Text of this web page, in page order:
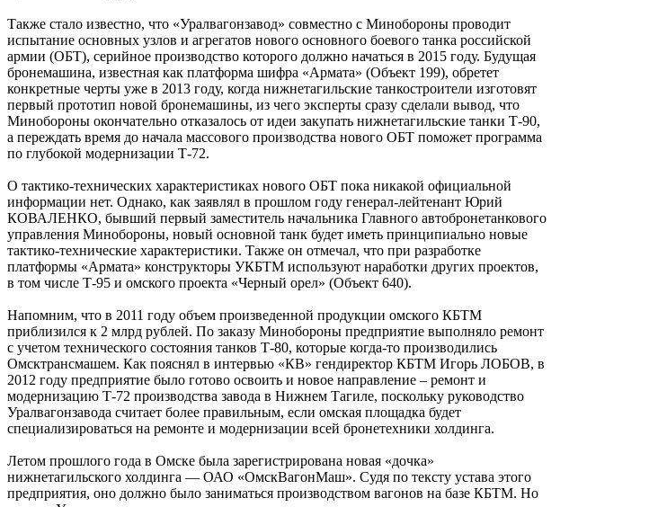
Также стало известно, что «Уралвагонзавод» совместно с Минобороны проводит
испытание основных узлов и агрегатов нового основного боевого танка российской
армии (ОБТ), серийное производство которого должно начаться в 2015 году. Будущая
бронемашина, известная как платформа шифра «Армата» (Объект 199), обретет
конкретные черты уже в 2013 году, когда нижнетагильские танкостроители изготовят
первый прототип новой бронемашины, из чего эксперты сразу сделали вывод, что
Минобороны окончательно отказалось от идеи закупать нижнетагильские танки Т-90,
а переждать время до начала массового производства нового ОБТ поможет программа
по глубокой модернизации Т-72.
О тактико-технических характеристиках нового ОБТ пока никакой официальной
информации нет. Однако, как заявлял в прошлом году генерал-лейтенант Юрий
КОВАЛЕНКО, бывший первый заместитель начальника Главного автобронетанкового
управления Минобороны, новый основной танк будет иметь принципиально новые
тактико-технические характеристики. Также он отмечал, что при разработке
платформы «Армата» конструкторы УКБТМ используют наработки других проектов,
в том числе Т-95 и омского проекта «Черный орел» (Объект 640).
Напомним, что в 2011 году объем произведенной продукции омского КБТМ
приблизился к 2 млрд рублей. По заказу Минобороны предприятие выполняло ремонт
с учетом технического состояния танков Т-80, которые когда-то производились
Омсктрансмашем. Как пояснял в интервью «КВ» гендиректор КБТМ Игорь ЛОБОВ, в
2012 году предприятие было готово освоить и новое направление – ремонт и
модернизацию Т-72 производства завода в Нижнем Тагиле, поскольку руководство
Уралвагонзавода считает более правильным, если омская площадка будет
специализироваться на ремонте и модернизации всей бронетехники холдинга.
Летом прошлого года в Омске была зарегистрирована новая «дочка»
нижнетагильского холдинга — ОАО «ОмскВагонМаш». Судя по тексту устава этого
предприятия, оно должно было заниматься производством вагонов на базе КБТМ. Но